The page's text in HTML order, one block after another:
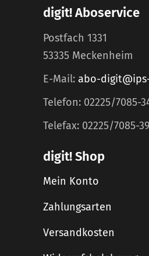
digit! Aboservice
Postfach 1331
53335 Meckenheim
E-Mail: abo-
Telefon: 02225/7085-
Telefax: 02225/7085-
digit! Shop
Mein Konto
Zahlungsarten
Versandkosten